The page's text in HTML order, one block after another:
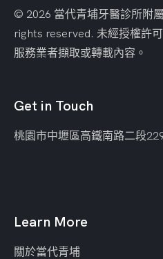
© 2026 當代青埔牙醫診所附
rights reserved. 未經授權許
服務業者擷取或轉載內容。
Get in Touch
桃園市中壢區高鐵南路二段
Learn More
關於當代青埔